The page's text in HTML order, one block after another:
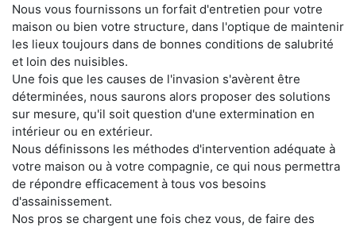
Nous vous fournissons un forfait d'entretien pour votre
maison ou bien votre structure, dans l'optique de maintenir
les lieux toujours dans de bonnes conditions de salubrité
et loin des nuisibles.
Une fois que les causes de l'invasion s'avèrent être
déterminées, nous saurons alors proposer des solutions
sur mesure, qu'il soit question d'une extermination en
intérieur ou en extérieur.
Nous définissons les méthodes d'intervention adéquate à
votre maison ou à votre compagnie, ce qui nous permettra
de répondre efficacement à tous vos besoins
d'assainissement.
Nos pros se chargent une fois chez vous, de faire des